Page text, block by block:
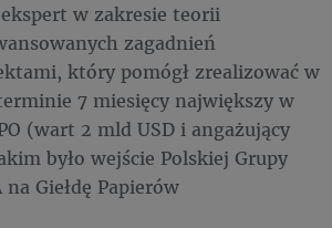
w zakresie teorii
zagadnień
który pomógł zrealizować w
7 miesięcy największy w
(wart 2 mld USD i angażujący
było wejście Polskiej Grupy
Giełdę Papierów